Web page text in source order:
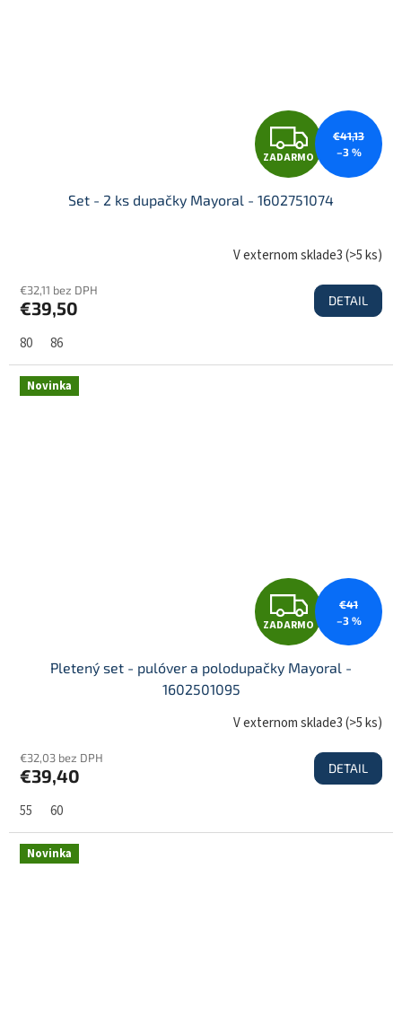
Z
A
D
A
R
ZADARMO
€41,13
–3 %
Set - 2 ks dupačky Mayoral - 1602751074
V externom sklade3(>5 ks)
€32,11 bez DPH
€39,50 DETAIL
80 86
Novinka
Z
A
D
A
R
ZADARMO
€41
–3 %
Pletený set - pulóver a polodupačky Mayoral -
1602501095
V externom sklade3(>5 ks)
€32,03 bez DPH
€39,40 DETAIL
55 60
Novinka